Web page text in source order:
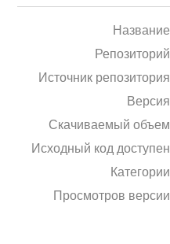
Название
Репозиторий
Источник репозитория
Версия
Скачиваемый объем
Исходный код доступен
Категории
Просмотров версии